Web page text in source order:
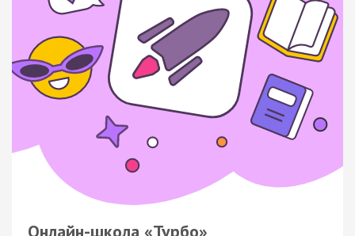
Онлайн-школа «Турбо»